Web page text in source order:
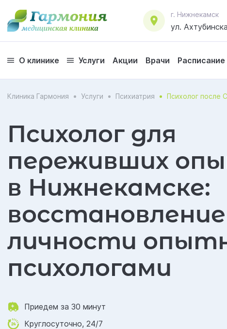
г. Нижнекамск
ул.
О клинике Услуги Акции Врачи Расписание
Клиника Гармония Услуги Психиатрия Психолог после
Психолог для
переживших
в Нижнекамске:
восстановление
личности
психологами
Приедем за 30 минут
Круглосуточно, 24/7